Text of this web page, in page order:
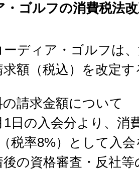
・ゴルフの消費税法
ディア・ゴルフは
額（税込）を改定す
請求金額について
1日の入会分より、消
税率8%）として入
の資格審査・反社